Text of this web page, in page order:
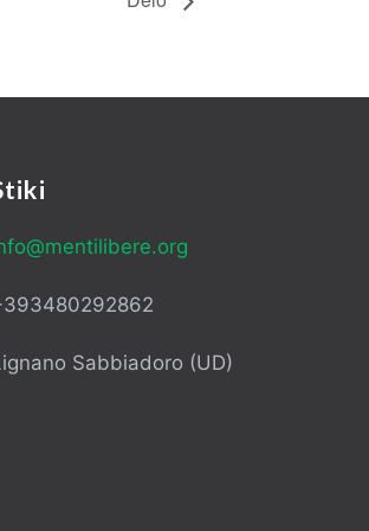
Sabbiadoro (UD)